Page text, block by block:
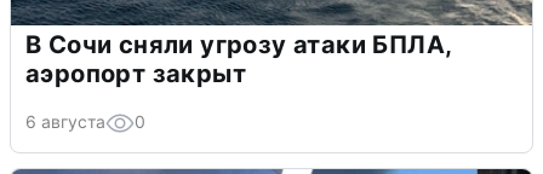
В Сочи сняли угрозу атаки БПЛА,
аэропорт закрыт
6 августа 0